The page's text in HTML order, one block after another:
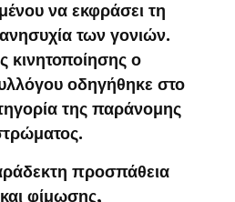
να εκφράσει τη
των γονιών.
κινητοποίησης ο
οδηγήθηκε στο
της παράνομης
προσπάθεια
φίμωσης,